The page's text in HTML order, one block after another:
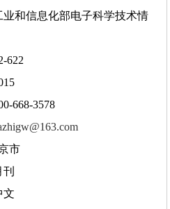
业和信息化部电子科学技术情
622
668-3578
市
文